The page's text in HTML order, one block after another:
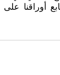
أوراقنا على